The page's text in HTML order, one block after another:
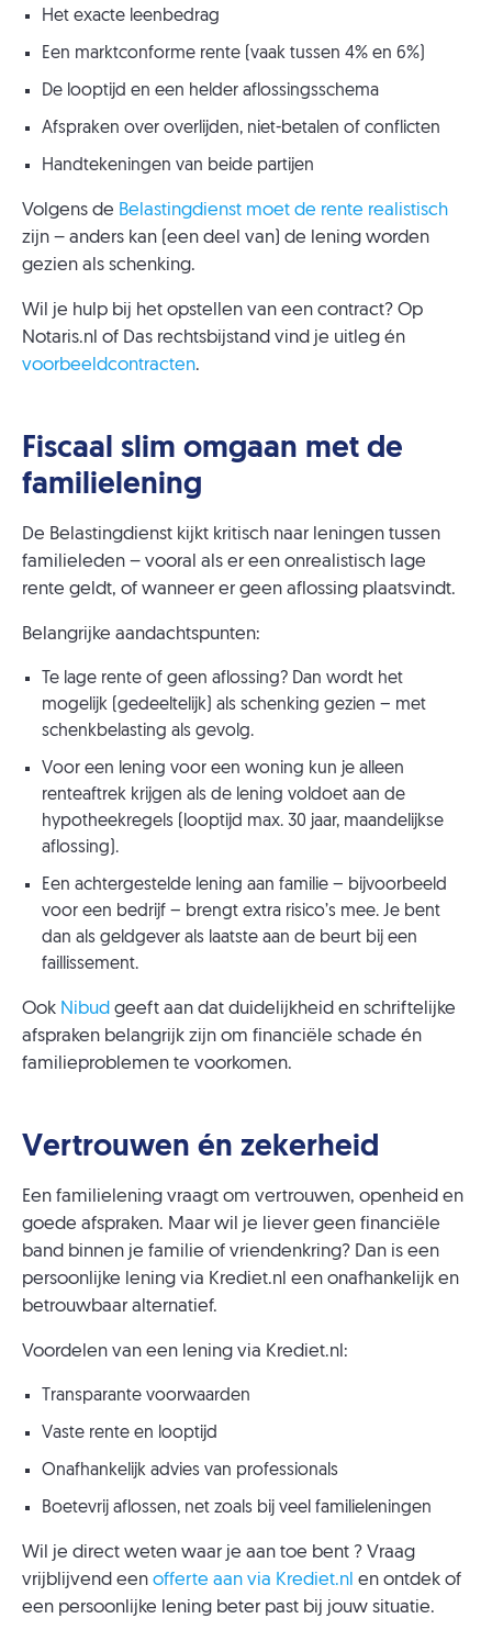
Het exacte leenbedrag
Een marktconforme rente (vaak tussen 4% en 6%)
De looptijd en een helder aflossingsschema
Afspraken over overlijden, niet-betalen of conflicten
Handtekeningen van beide partijen
Volgens de Belastingdienst moet de rente realistisch
zijn – anders kan (een deel van) de lening worden
gezien als schenking.
Wil je hulp bij het opstellen van een contract? Op
Notaris.nl of Das rechtsbijstand vind je uitleg én
voorbeeldcontracten.
Fiscaal slim omgaan met de
familielening
De Belastingdienst kijkt kritisch naar leningen tussen
familieleden – vooral als er een onrealistisch lage
rente geldt, of wanneer er geen aflossing plaatsvindt.
Belangrijke aandachtspunten:
Te lage rente of geen aflossing? Dan wordt het
mogelijk (gedeeltelijk) als schenking gezien – met
schenkbelasting als gevolg.
Voor een lening voor een woning kun je alleen
renteaftrek krijgen als de lening voldoet aan de
hypotheekregels (looptijd max. 30 jaar, maandelijkse
aflossing).
Een achtergestelde lening aan familie – bijvoorbeeld
voor een bedrijf – brengt extra risico’s mee. Je bent
dan als geldgever als laatste aan de beurt bij een
faillissement.
Ook Nibud geeft aan dat duidelijkheid en schriftelijke
afspraken belangrijk zijn om financiële schade én
familieproblemen te voorkomen.
Vertrouwen én zekerheid
Een familielening vraagt om vertrouwen, openheid en
goede afspraken. Maar wil je liever geen financiële
band binnen je familie of vriendenkring? Dan is een
persoonlijke lening via Krediet.nl een onafhankelijk en
betrouwbaar alternatief.
Voordelen van een lening via Krediet.nl:
Transparante voorwaarden
Vaste rente en looptijd
Onafhankelijk advies van professionals
Boetevrij aflossen, net zoals bij veel familieleningen
Wil je direct weten waar je aan toe bent ? Vraag
vrijblijvend een offerte aan via Krediet.nl en ontdek of
een persoonlijke lening beter past bij jouw situatie.